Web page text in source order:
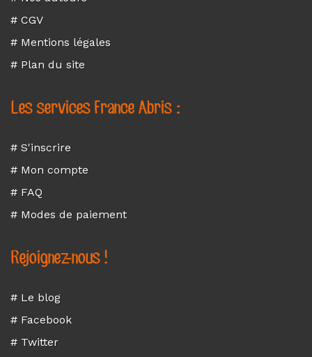
# CGV
# Mentions légales
# Plan du site
Les services France Abris :
# S'inscrire
# Mon compte
# FAQ
# Modes de paiement
Rejoignez-nous !
# Le blog
# Facebook
# Twitter